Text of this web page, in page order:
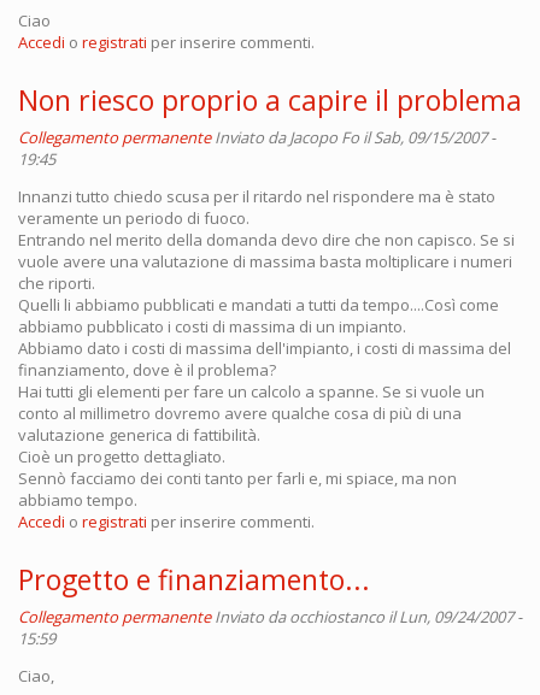
Ciao
Accedi o registrati per inserire commenti.
Non riesco proprio a capire il problema
Collegamento permanente Inviato daJacopo Fo il Sab, 09/15/2007 -
19:45
Innanzi tutto chiedo scusa per il ritardo nel rispondere ma è stato
veramente un periodo di fuoco.
Entrando nel merito della domanda devo dire che non capisco. Se si
vuole avere una valutazione di massima basta moltiplicare i numeri
che riporti.
Quelli li abbiamo pubblicati e mandati a tutti da tempo....Così come
abbiamo pubblicato i costi di massima di un impianto.
Abbiamo dato i costi di massima dell'impianto, i costi di massima del
finanziamento, dove è il problema?
Hai tutti gli elementi per fare un calcolo a spanne. Se si vuole un
conto al millimetro dovremo avere qualche cosa di più di una
valutazione generica di fattibilità.
Cioè un progetto dettagliato.
Sennò facciamo dei conti tanto per farli e, mi spiace, ma non
abbiamo tempo.
Accedi o registrati per inserire commenti.
Progetto e finanziamento...
Collegamento permanente Inviato daocchiostanco il Lun, 09/24/2007 -
15:59
Ciao,